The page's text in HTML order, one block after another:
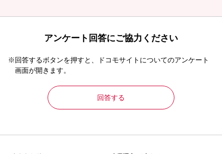
アンケート回答にご協力ください
※回答するボタンを押すと、ドコモサイトについてのアンケート
画面が開きます。
回答する